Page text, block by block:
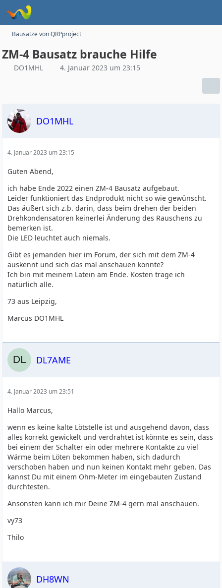
Bausätze von QRPproject
ZM-4 Bausatz brauche Hilfe
DO1MHL 4. Januar 2023 um 23:15
DO1MHL
4. Januar 2023 um 23:15
Guten Abend,
ich habe Ende 2022 einen ZM-4 Bausatz aufgebaut.
Leider funktioniert das Endprodukt nicht so wie gewünscht.
Das äußert sich z.b. darin, dass beim drehen der beiden
Drehkondensatoren keinerlei Änderung des Rauschens zu
bemerken ist.
Die LED leuchtet auch niemals.
Gibt es jemanden hier im Forum, der sich mit dem ZM-4
auskennt und sich das mal anschauen könnte?
Ich bin mit meinem Latein am Ende. Kosten trage ich
natürlich alle.
73 aus Leipzig,
Marcus DO1MHL
DL7AME
4. Januar 2023 um 23:51
Hallo Marcus,
wenn es keine kalte Lötstelle ist und ausgehend davon, dass
alles korrekt gewickelt und verdrahtet ist könnte es sein, dass
bei einem der Schalter ein oder mehrere Kontakte zu viel
Wärme beim Löten bekommen haben, sich dadurch
verschoben haben und nun keinen Kontakt mehr geben. Das
kannst Du mit einem Ohm-Meter im eingebauten Zustand
durchtesten.
Ansonsten kann ich mir Deine ZM-4 gern mal anschauen.
vy73
Thilo
DH8WN